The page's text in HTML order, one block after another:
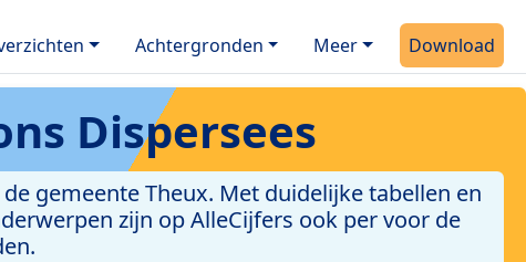
Achtergronden Meer Download
Dispersees
gemeente Theux. Met duidelijke tabellen en
zijn op AlleCijfers ook per voor de